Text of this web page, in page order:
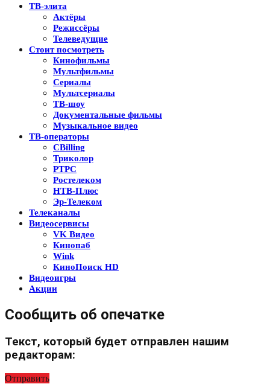
ТВ-элита
Актёры
Режиссёры
Телеведущие
Стоит посмотреть
Кинофильмы
Мультфильмы
Сериалы
Мультсериалы
ТВ-шоу
Документальные фильмы
Музыкальное видео
ТВ-операторы
CBilling
Триколор
РТРС
Ростелеком
НТВ-Плюс
Эр-Телеком
Телеканалы
Видеосервисы
VK Видео
Кинопаб
Wink
КиноПоиск HD
Видеоигры
Акции
Сообщить об опечатке
Текст, который будет отправлен нашим
редакторам:
Отправить